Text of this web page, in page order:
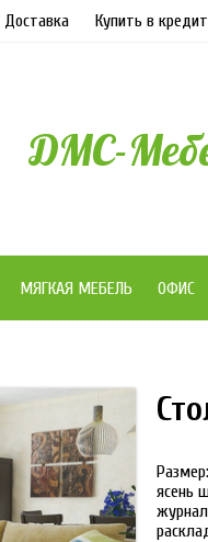
Доставка Купить в кредит
ДМС-
МЯГКАЯ МЕБЕЛЬ ОФИС
ясень